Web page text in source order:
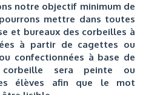
notre objectif minimum de
mettre dans toutes
et bureaux des corbeilles à
à partir de cagettes ou
confectionnées à base de
corbeille sera peinte ou
élèves afin que le mot